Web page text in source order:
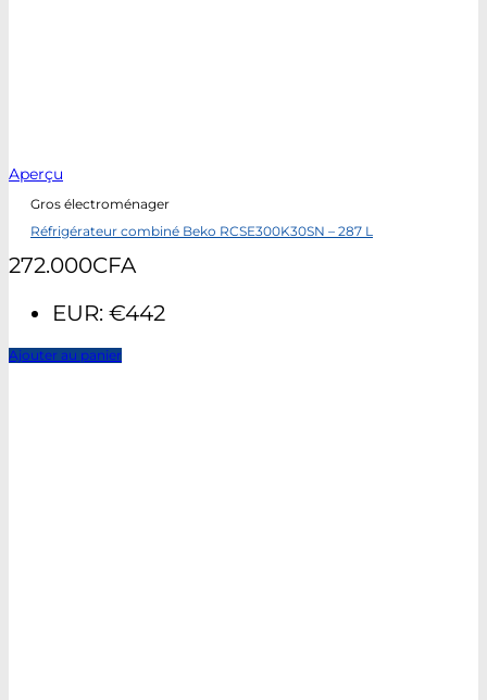
Aperçu
Gros électroménager
Réfrigérateur combiné Beko RCSE300K30SN – 287 L
272.000CFA
EUR: €442
Ajouter au panier